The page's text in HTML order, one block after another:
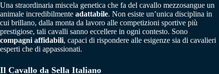
Una straordinaria miscela genetica che fa del cavallo mezzosangue un
animale incredibilmente adattabile. Non esiste un’unica disciplina in
cui brillano, dalla monta da lavoro alle competizioni sportive più
prestigiose, tali cavalli sanno eccellere in ogni contesto. Sono
compagni affidabili, capaci di rispondere alle esigenze sia di cavalieri
esperti che di appassionati.
Il Cavallo da Sella Italiano